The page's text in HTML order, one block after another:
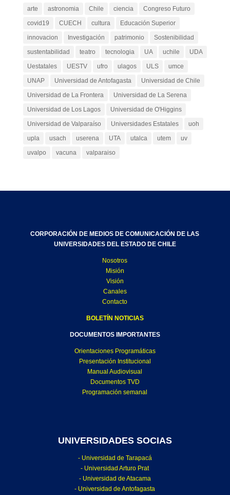
arte astronomia Chile ciencia
Congreso Futuro
covid19
CUECH cultura
Educación Superior
innovacion
Investigación patrimonio
Sostenibilidad
sustentabilidad
teatro tecnologia UA uchile
UDA
Uestatales
UESTV ufro ulagos ULS
umce
UNAP
Universidad de Antofagasta
Universidad de Chile
Universidad de La Frontera
Universidad de La Serena
Universidad de Los Lagos
Universidad de O'Higgins
Universidad de Valparaíso
Universidades Estatales
uoh
upla
usach userena UTA utalca utem
uv
uvalpo
vacuna valparaiso
CORPORACIÓN DE MEDIOS DE COMUNICACIÓN DE LAS
UNIVERSIDADES DEL ESTADO DE CHILE
Nosotros
Misión
Visión
Canales
Contacto
BOLETÍN NOTICIAS
DOCUMENTOS IMPORTANTES
Orientaciones Programáticas
Presentación Institucional
Manual Audiovisual
Documentos TVD
Programación semanal
UNIVERSIDADES SOCIAS
- Universidad de Tarapacá
- Universidad Arturo Prat
- Universidad de Atacama
- Universidad de Antofagasta